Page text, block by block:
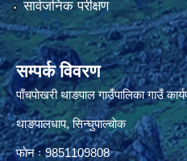
सार्वजनिक परीक्षण
सम्पर्क विवरण
पाँचपाेखरी थाङपाल गाउँपालिका गाउँ
थाङपालधाप, सिन्घुपाल्चाेक
फाेन ः 9851109808